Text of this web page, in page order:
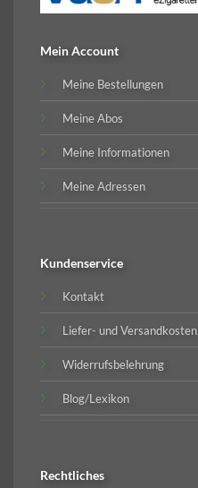
Mein Account
Meine Bestellungen
Meine Abos
Meine Informationen
Meine Adressen
Kundenservice
Kontakt
Liefer- und Versandkosten
Widerrufsbelehrung
Blog/Lexikon
Rechtliches